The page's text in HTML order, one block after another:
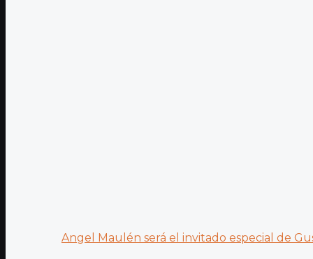
Angel Maulén será el invitado especial de